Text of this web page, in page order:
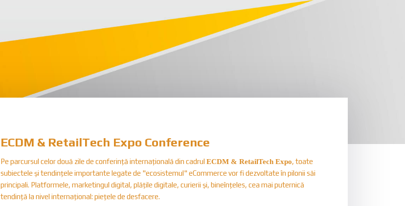
ECDM & RetailTech Expo Conference
Pe parcursul celor două zile de conferință internațională din cadrul ECDM & RetailTech Expo, toate
subiectele și tendințele importante legate de "ecosistemul" eCommerce vor fi dezvoltate în pilonii săi
principali. Platformele, marketingul digital, plățile digitale, curierii și, bineînțeles, cea mai puternică
tendință la nivel internațional: piețele de desfacere.